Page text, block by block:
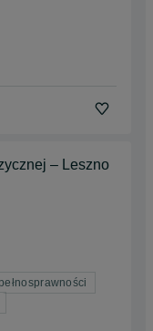
– Leszno